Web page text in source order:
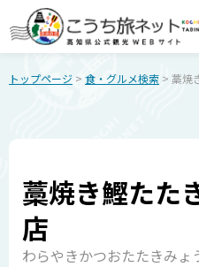
トップページ > 食・グルメ検索 > 藁焼
藁焼き鰹たた
店
わらやきかつおたたきみょ